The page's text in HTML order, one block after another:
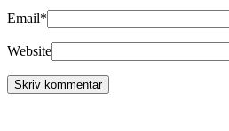
Email*
Website